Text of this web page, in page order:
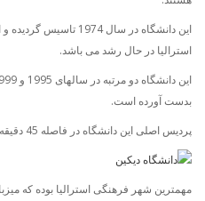
این دانشگاه در سال
استرالیا در حال رشد می باشد.
بدست آورده است.
پردیس اصلی این دانشگاه در فاصله 45 دقیقه ای از ملبورن قرار دارد.
مهمترین شهر فرهنگی استرالیا بوده که